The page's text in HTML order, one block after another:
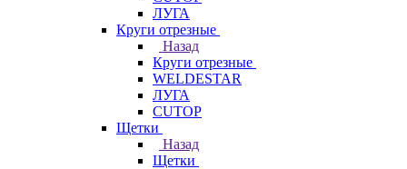
ЛУГА
Круги отрезные
Назад
Круги отрезные
WELDESTAR
ЛУГА
CUTOP
Щетки
Назад
Щетки